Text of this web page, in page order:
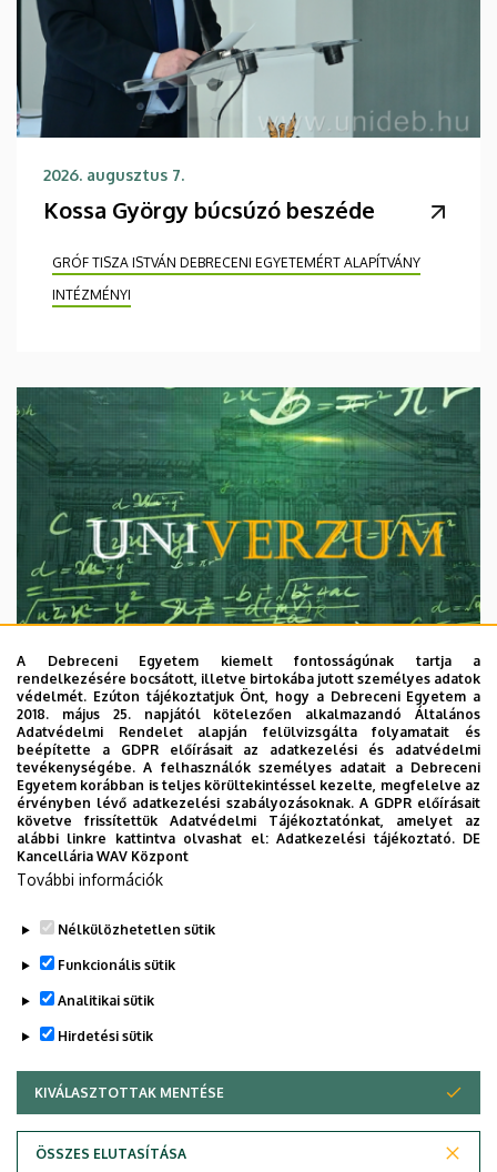
2026. augusztus 7.
Kossa György búcsúzó beszéde
GRÓF TISZA ISTVÁN DEBRECENI EGYETEMÉRT ALAPÍTVÁNY
INTÉZMÉNYI
2026. augusztus 7.
Univerzum: A Debreceni Egyetem
titkos receptjei
KUTATÁS TUDOMÁNY
A Debreceni Egyetem kiemelt fontosságúnak tartja a
rendelkezésére bocsátott, illetve birtokába jutott személyes adatok
védelmét. Ezúton tájékoztatjuk Önt, hogy a Debreceni Egyetem a
2018. május 25. napjától kötelezően alkalmazandó Általános
Adatvédelmi Rendelet alapján felülvizsgálta folyamatait és
beépítette a GDPR előírásait az adatkezelési és adatvédelmi
tevékenységébe. A felhasználók személyes adatait a Debreceni
Egyetem korábban is teljes körültekintéssel kezelte, megfelelve az
érvényben lévő adatkezelési szabályozásoknak. A GDPR előírásait
követve frissítettük Adatvédelmi Tájékoztatónkat, amelyet az
alábbi linkre kattintva olvashat el:Adatkezelési tájékoztató. DE
Kancellária WAV Központ
További információk
Nélkülözhetetlen sütik
Funkcionális sütik
Analitikai sütik
Hirdetési sütik
KIVÁLASZTOTTAK MENTÉSE
ÖSSZES ELUTASÍTÁSA
WITHDRAW CONSENT